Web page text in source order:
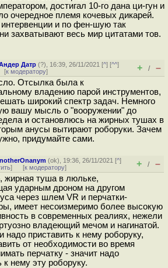
достигал 10-го дана ци-гун и
очередное племя кочевых дикарей.
и по фен-шую так
захватывают весь мир цитатами тов.
Датр (?), 16:39, 26/11/2021 [^] [^^]
[к модератору] + / –
Отсылка была к
владению парой инструментов,
широкий спектр задач. Немного
вашу мысль о "вооружении" до
и остановлюсь на жирных тушах в
анусы вытирают роборуки. Зачем
придумайте сами.
(ok), 19:36, 26/11/2021 [^]
] [к модератору] + / –
жирная туша в люльке,
ударным дроном на другом
через шлем VR и перчатки-
имеет несоизмеримо более высокую
в современных реалиях, нежели
владеющий мечом и нагинатой.
надо приставить к нему роборуку,
от необходимости во время
перчатку - значит надо
к нему эту роборуку.